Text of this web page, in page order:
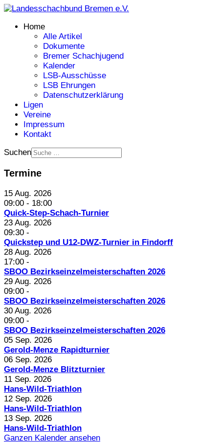
Home
Alle Artikel
Dokumente
Bremer Schachjugend
Kalender
LSB-Ausschüsse
LSB Ehrungen
Datenschutzerklärung
Ligen
Vereine
Impressum
Kontakt
Suchen
Termine
15 Aug. 2026
09:00 - 18:00
Quick-Step-Schach-Turnier
23 Aug. 2026
09:30 -
Quickstep und U12-DWZ-Turnier in Findorff
28 Aug. 2026
17:00 -
SBOO Bezirkseinzelmeisterschaften 2026
29 Aug. 2026
09:00 -
SBOO Bezirkseinzelmeisterschaften 2026
30 Aug. 2026
09:00 -
SBOO Bezirkseinzelmeisterschaften 2026
05 Sep. 2026
Gerold-Menze Rapidturnier
06 Sep. 2026
Gerold-Menze Blitzturnier
11 Sep. 2026
Hans-Wild-Triathlon
12 Sep. 2026
Hans-Wild-Triathlon
13 Sep. 2026
Hans-Wild-Triathlon
Ganzen Kalender ansehen